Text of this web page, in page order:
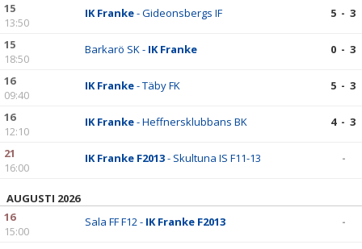
15
13:50
IK Franke- Gideonsbergs IF 5 - 3
15
18:50
Barkarö SK - IK Franke 0 - 3
16
09:40
IK Franke- Täby FK 5 - 3
16
12:10
IK Franke- Heffnersklubbans BK 4 - 3
21
16:00
IK Franke F2013- Skultuna IS F11-13 -
AUGUSTI 2026
16
15:00
Sala FF F12 - IK Franke F2013 -